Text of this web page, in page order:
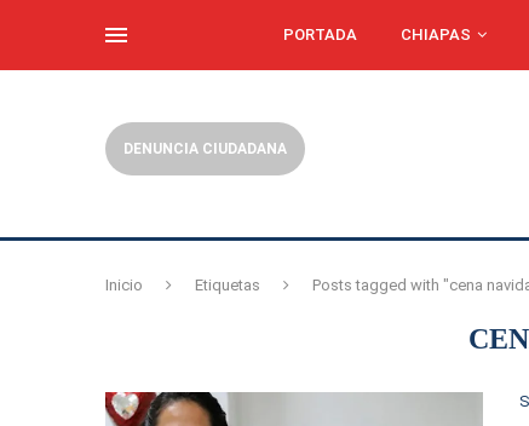
PORTADA CHIAPAS
DENUNCIA CIUDADANA
Inicio Etiquetas Posts tagged with "cena